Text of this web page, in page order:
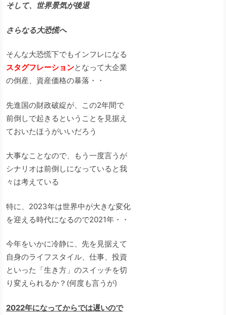
そして、世界景気が後退
さらなる大恐慌へ
そんな大恐慌下でもインフレになる
スタグフレーションとなって大企業
の倒産、資産価格の暴落・・
先進国の財政破綻が、この2年間で
前倒しで起きるということを見据え
ておいたほうがいいだろう
大事なことなので、もう一度言うが
シナリオは前倒しになっていると我
々は考えている
特に、2023年は世界中が大きな変化
を迎える時代になるので2021年・・
今年をいかに冷静に、先を見据えて
自身のライフスタイル、仕事、投資
といった「生き方」のスイッチを切
り変えられるか？(何度も言うが)
2022年になってからでは遅いので